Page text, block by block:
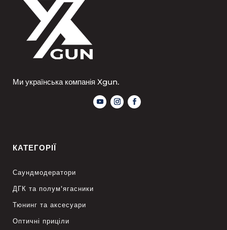
Ми українська компанія Xgun.
КАТЕГОРІЇ
Саундмодератори
ДГК та полум’ягасники
Тюнинг та аксесуари
Оптичні приціли